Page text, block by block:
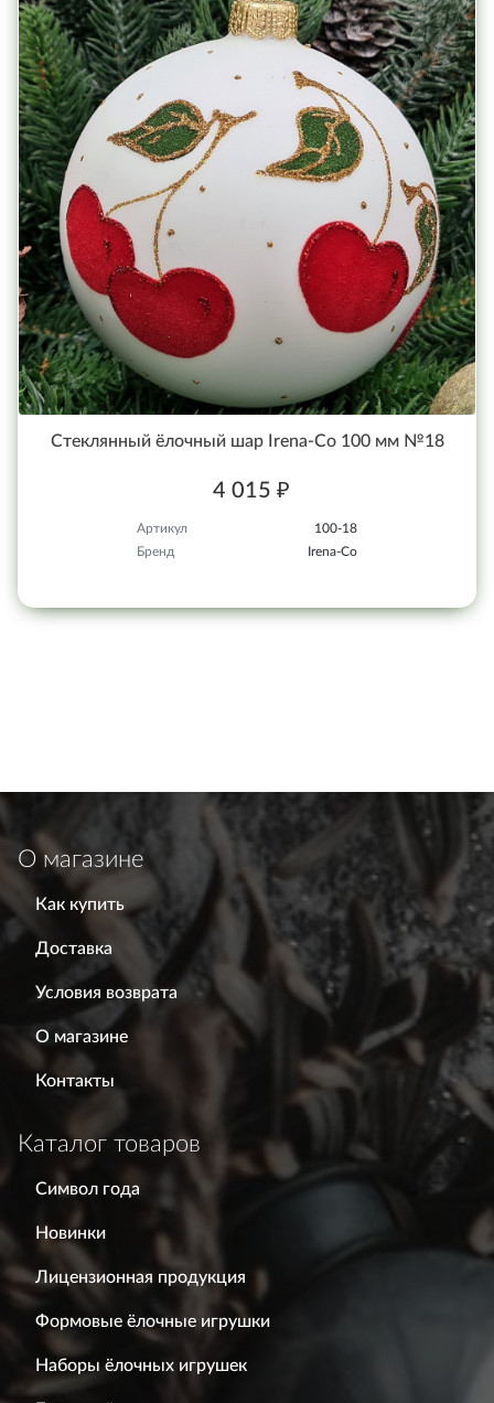
Стеклянный ёлочный шар Irena-Co 100 мм №18
4 015 ₽
Артикул
100-18
Бренд
Irena-Co
О магазине
Как купить
Доставка
Условия возврата
О магазине
Контакты
Каталог товаров
Символ года
Новинки
Лицензионная продукция
Формовые ёлочные игрушки
Наборы ёлочных игрушек